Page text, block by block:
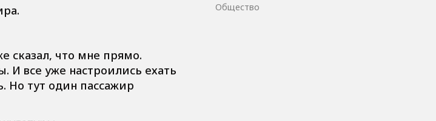
сказал, что мне прямо.
все уже настроились ехать
Но тут один пассажир
Общество